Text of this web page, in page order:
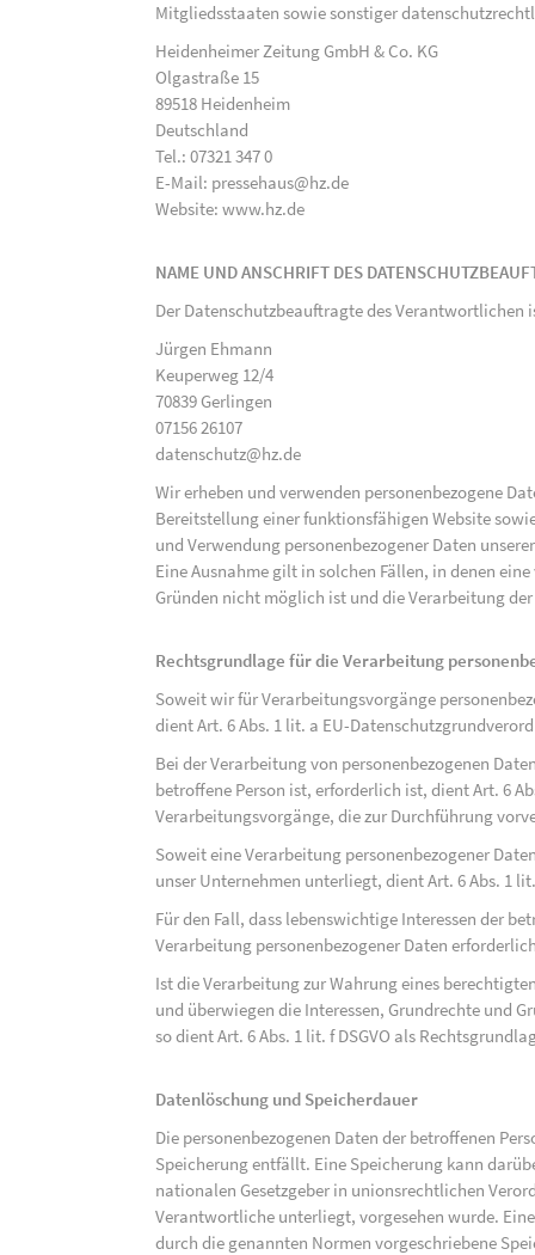
Mitgliedsstaaten sowie sonstiger
Heidenheimer Zeitung GmbH & Co. KG
Olgastraße 15
89518 Heidenheim
Deutschland
Tel.: 07321 347 0
E-Mail: pressehaus@hz.de
Website: www.hz.de
NAME UND ANSCHRIFT DES
Der Datenschutzbeauftragte des Verantwortlichen
Jürgen Ehmann
Keuperweg 12/4
70839 Gerlingen
07156 26107
datenschutz@hz.de
Wir erheben und verwenden personenbezogene
Bereitstellung einer funktionsfähigen Website
und Verwendung personenbezogener Daten
Eine Ausnahme gilt in solchen Fällen, in denen
Gründen nicht möglich ist und die Verarbeitung
Rechtsgrundlage für die Verarbeitung
Soweit wir für Verarbeitungsvorgänge
dient Art. 6 Abs. 1 lit. a EU-
Bei der Verarbeitung von personenbezogenen
betroffene Person ist, erforderlich ist, dient Art. 6
Verarbeitungsvorgänge, die zur Durchführung
Soweit eine Verarbeitung personenbezogener
unser Unternehmen unterliegt, dient Art. 6 Abs. 1
Für den Fall, dass lebenswichtige Interessen der
Verarbeitung personenbezogener Daten
Ist die Verarbeitung zur Wahrung eines
und überwiegen die Interessen, Grundrechte und
so dient Art. 6 Abs. 1 lit. f DSGVO als
Datenlöschung und Speicherdauer
Die personenbezogenen Daten der betroffenen
Speicherung entfällt. Eine Speicherung kann
nationalen Gesetzgeber in unionsrechtlichen
Verantwortliche unterliegt, vorgesehen wurde.
durch die genannten Normen vorgeschriebene